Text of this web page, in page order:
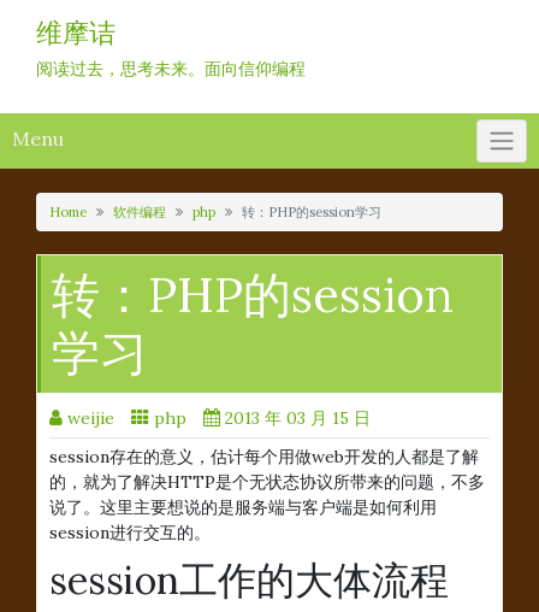
content
维摩诘
阅读过去，思考未来。面向信仰编程
Menu
Home 软件编程 php 转：PHP的session学习
转：PHP的session
学习
weijie php
2013 年 03 月 15 日
session存在的意义，估计每个用做web开发的人都是了解
的，就为了解决HTTP是个无状态协议所带来的问题，不多
说了。这里主要想说的是服务端与客户端是如何利用
session进行交互的。
session工作的大体流程